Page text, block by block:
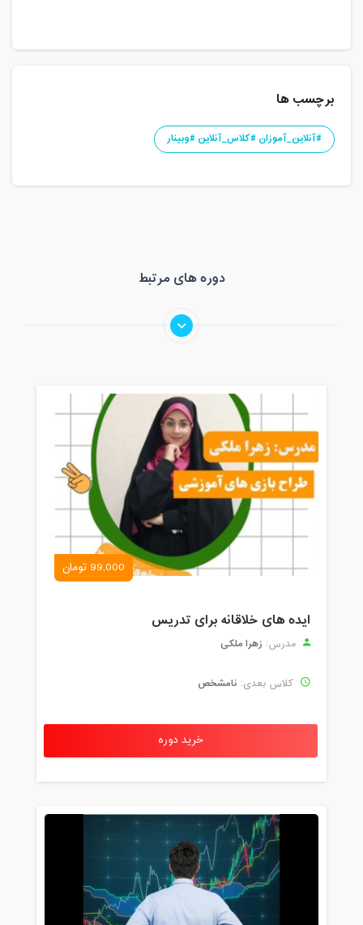
برچسب ها
#آنلاین_آموزان #کلاس_آنلاین #وبینار
دوره های مرتبط
99,000 تومان
ایده های خلاقانه برای تدریس
مدرس: زهرا ملکی
کلاس بعدی: نامشخص
خرید دوره